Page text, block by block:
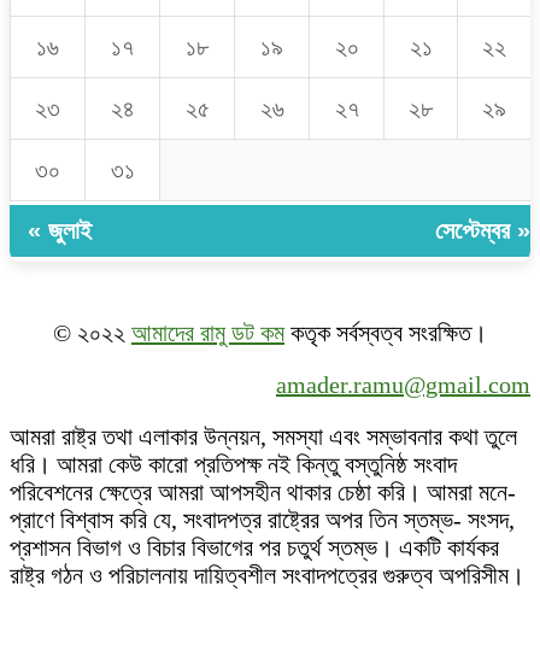
১৬ ১৭ ১৮ ১৯ ২০ ২১ ২২
২৩ ২৪ ২৫ ২৬ ২৭ ২৮ ২৯
৩০ ৩১
« জুলাই সেপ্টেম্বর »
© ২০২২ আমাদের রামু ডট কমকতৃক সর্বস্বত্ব সংরক্ষিত।
amader.ramu@gmail.com
আমরা রাষ্ট্র তথা এলাকার উন্নয়ন, সমস্যা এবং সম্ভাবনার কথা তুলে
ধরি। আমরা কেউ কারো প্রতিপক্ষ নই কিন্তু বস্তুনিষ্ঠ সংবাদ
পরিবেশনের ক্ষেত্রে আমরা আপসহীন থাকার চেষ্ঠা করি। আমরা মনে-
প্রাণে বিশ্বাস করি যে, সংবাদপত্র রাষ্ট্রের অপর তিন স্তম্ভ- সংসদ,
প্রশাসন বিভাগ ও বিচার বিভাগের পর চতুর্থ স্তম্ভ। একটি কার্যকর
রাষ্ট্র গঠন ও পরিচালনায় দায়িত্বশীল সংবাদপত্রের গুরুত্ব অপরিসীম।